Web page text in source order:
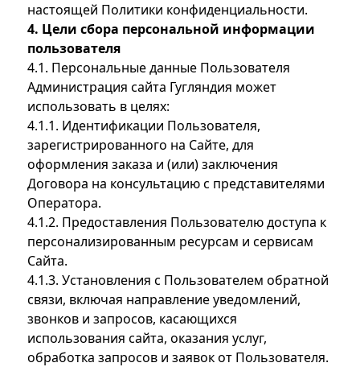
настоящей Политики конфиденциальности.
4. Цели сбора персональной информации
пользователя
4.1. Персональные данные Пользователя
Администрация сайта Гугляндия может
использовать в целях:
4.1.1. Идентификации Пользователя,
зарегистрированного на Сайте, для
оформления заказа и (или) заключения
Договора на консультацию с представителями
Оператора.
4.1.2. Предоставления Пользователю доступа к
персонализированным ресурсам и сервисам
Сайта.
4.1.3. Установления с Пользователем обратной
связи, включая направление уведомлений,
звонков и запросов, касающихся
использования сайта, оказания услуг,
обработка запросов и заявок от Пользователя.